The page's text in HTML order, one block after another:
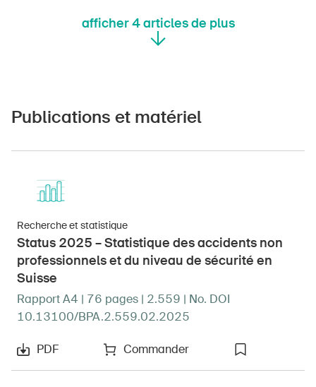
afficher4articles de plus
Publications et matériel
Recherche et statistique
Status 2025 – Statistique des accidents non
professionnels et du niveau de sécurité en
Suisse
Rapport A4 | 76 pages | 2.559 | No. DOI
10.13100/BPA.2.559.02.2025
PDF Commander